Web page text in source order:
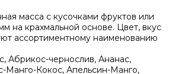
масса с кусочками фруктов или
на крахмальной основе. Цвет, вкус
ассортиментному наименованию
Абрикос-чернослив, Ананас,
Манго-Кокос, Апельсин-Манго,